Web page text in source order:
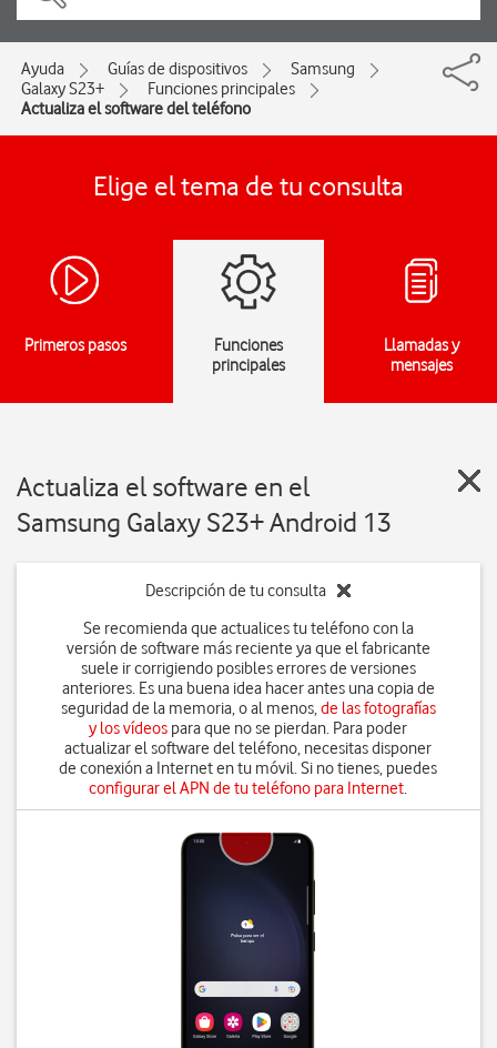
Ayuda Guías de dispositivos
Samsung
Galaxy S23+
Funciones principales
Actualiza el software del teléfono
Elige el tema de tu consulta
Primeros pasos
Funciones
principales
Llamadas y
mensajes
Actualiza el software en el
Samsung Galaxy S23+ Android 13
Descripción de tu consulta
Se recomienda que actualices tu teléfono con la
versión de software más reciente ya que el fabricante
suele ir corrigiendo posibles errores de versiones
anteriores. Es una buena idea hacer antes una copia de
seguridad de la memoria, o al menos,de las fotografías
y los vídeos para que no se pierdan. Para poder
actualizar el software del teléfono, necesitas disponer
de conexión a Internet en tu móvil. Si no tienes, puedes
configurar el APN de tu teléfono para Internet.